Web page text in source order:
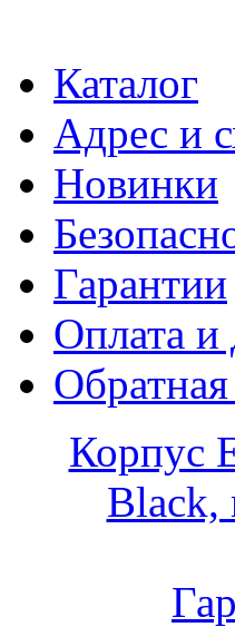
Каталог
Адрес и
Новинки
Гарантии
Оплата и
Обратная
Корпус
Black,